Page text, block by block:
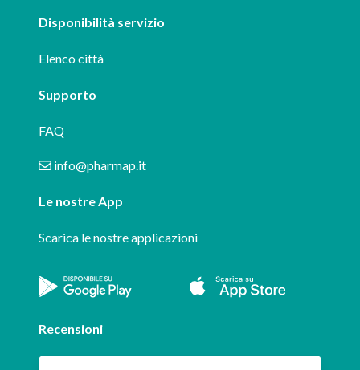
Disponibilità servizio
Elenco città
Supporto
FAQ
info@pharmap.it
Le nostre App
Scarica le nostre applicazioni
Recensioni